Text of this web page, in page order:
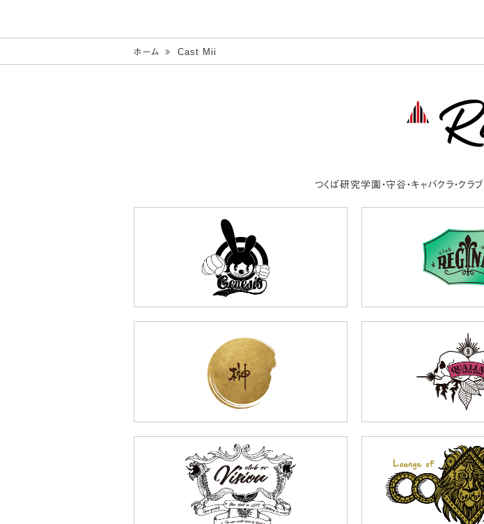
ホーム Cast Mii
つくば研究学園・守谷・キャバクラ・クラブ